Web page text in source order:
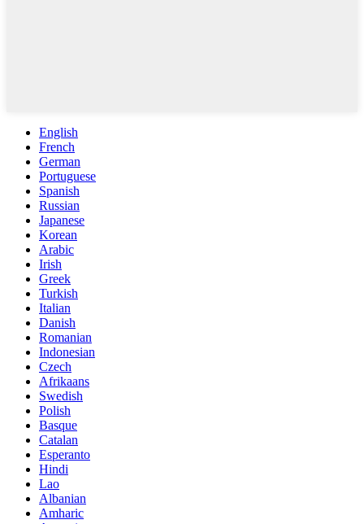
English
French
German
Portuguese
Spanish
Russian
Japanese
Korean
Arabic
Irish
Greek
Turkish
Italian
Danish
Romanian
Indonesian
Czech
Afrikaans
Swedish
Polish
Basque
Catalan
Esperanto
Hindi
Lao
Albanian
Amharic